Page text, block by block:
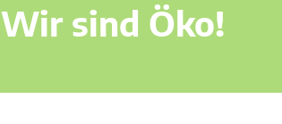
Wir sind Öko!